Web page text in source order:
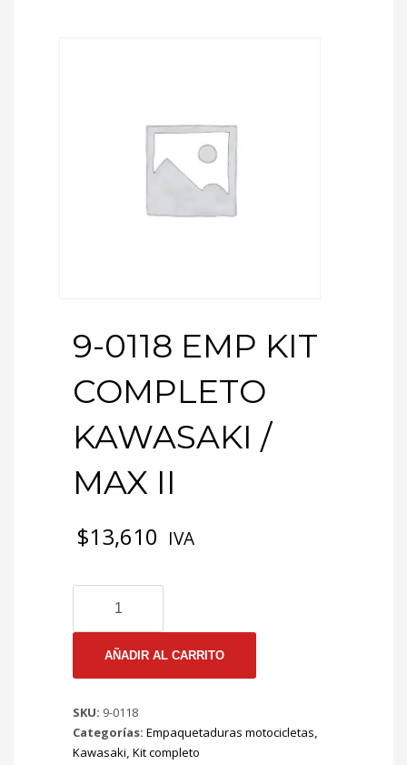
9-0118 EMP KIT
COMPLETO
KAWASAKI /
MAX II
$13,610 IVA
EMP
COMPLETO
/
MAX
II
AÑADIR AL CARRITO
SKU: 9-0118
Categorías: Empaquetaduras motocicletas,
Kawasaki, Kit completo